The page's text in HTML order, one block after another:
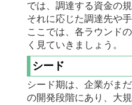
では、調達する資金の
それに応じた調達先や
ここでは、各ラウンド
く見ていきましょう。
シード
シード期は、企業がま
の開発段階にあり、大